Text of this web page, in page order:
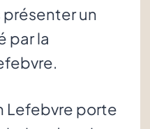
un
par la
Lefebvre porte